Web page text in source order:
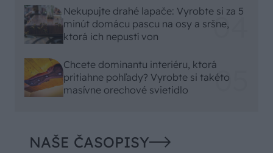
Nekupujte drahé lapače: Vyrobte si za 5
minút domácu pascu na osy a sršne,
ktorá ich nepustí von
Chcete dominantu interiéru, ktorá
pritiahne pohľady? Vyrobte si takéto
masívne orechové svietidlo
NAŠE ČASOPISY